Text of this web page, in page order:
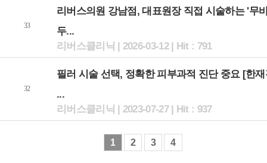
33
리버스의원 강남점, 대표원장 직접 시술하는 '무
두...
리버스클리닉 | 2026-03-12 | Hit : 791
32
필러 시술 선택, 정확한 피부과적 진단 중요 [한
...
리버스클리닉 | 2023-07-27 | Hit : 937
1 2 3 4